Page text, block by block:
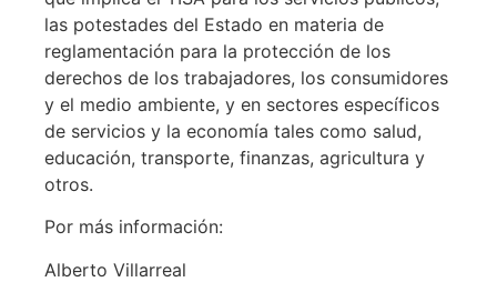
las potestades del Estado en materia de
reglamentación para la protección de los
derechos de los trabajadores, los consumidores
y el medio ambiente, y en sectores específicos
de servicios y la economía tales como salud,
educación, transporte, finanzas, agricultura y
otros.
Por más información:
Alberto Villarreal